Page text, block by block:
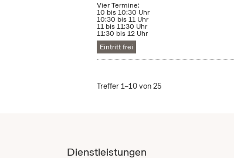
Vier Termine:
10 bis 10:30 Uhr
10:30 bis 11 Uhr
11 bis 11:30 Uhr
11:30 bis 12 Uhr
Eintritt frei
Treffer 1–10 von 25
Dienstleistungen